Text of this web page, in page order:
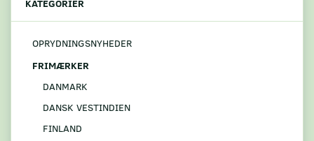
KATEGORIER
OPRYDNINGSNYHEDER
FRIMÆRKER
DANMARK
DANSK VESTINDIEN
FINLAND